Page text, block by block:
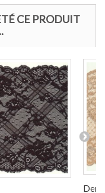
CE PRODUIT